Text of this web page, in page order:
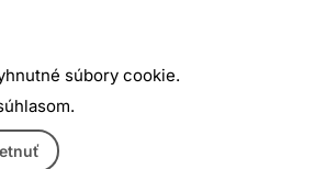
súbory cookie.